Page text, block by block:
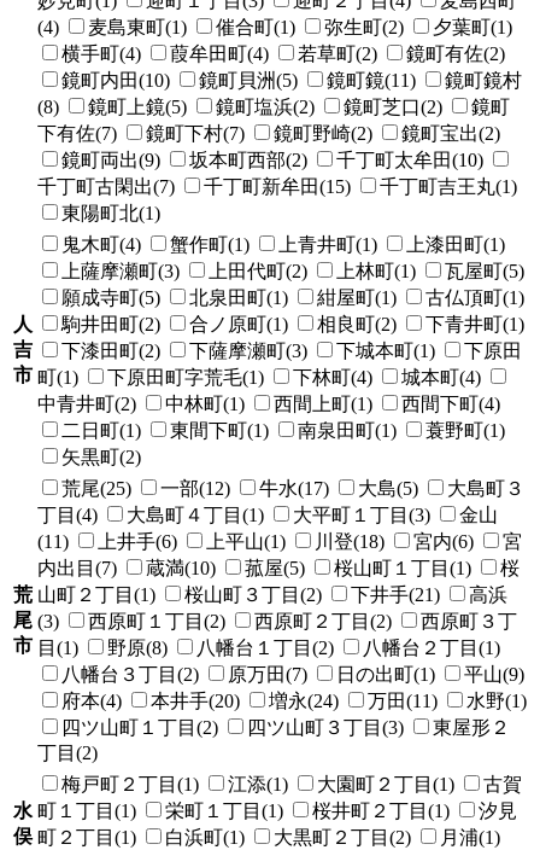
(4)
麦島東町(1) 催合町(1) 弥生町(2)
夕葉町(1)
横手町(4)
葭牟田町(4) 若草町(2)
鏡町有佐(2)
鏡町内田(10)
鏡町貝洲(5) 鏡町鏡(11)
鏡町鏡村
(8)
鏡町上鏡(5) 鏡町塩浜(2) 鏡町芝口(2)
鏡町
下有佐(7)
鏡町下村(7) 鏡町野崎(2)
鏡町宝出(2)
鏡町両出(9)
坂本町西部(2)
千丁町太牟田(10)
千丁町古閑出(7)
千丁町新牟田(15)
千丁町吉王丸(1)
東陽町北(1)
人
吉
市
鬼木町(4) 蟹作町(1) 上青井町(1)
上漆田町(1)
上薩摩瀬町(3)
上田代町(2) 上林町(1)
瓦屋町(5)
願成寺町(5)
北泉田町(1) 紺屋町(1)
古仏頂町(1)
駒井田町(2)
合ノ原町(1) 相良町(2)
下青井町(1)
下漆田町(2)
下薩摩瀬町(3) 下城本町(1)
下原田
町(1)
下原田町字荒毛(1) 下林町(4)
城本町(4)
中青井町(2)
中林町(1) 西間上町(1)
西間下町(4)
二日町(1)
東間下町(1) 南泉田町(1)
蓑野町(1)
矢黒町(2)
荒
尾
市
荒尾(25) 一部(12) 牛水(17) 大島(5)
大島町３
丁目(4)
大島町４丁目(1) 大平町１丁目(3)
金山
(11)
上井手(6) 上平山(1) 川登(18) 宮内(6)
宮
内出目(7)
蔵満(10) 菰屋(5) 桜山町１丁目(1)
桜
山町２丁目(1)
桜山町３丁目(2) 下井手(21)
高浜
(3)
西原町１丁目(2) 西原町２丁目(2)
西原町３丁
目(1)
野原(8) 八幡台１丁目(2)
八幡台２丁目(1)
八幡台３丁目(2)
原万田(7) 日の出町(1)
平山(9)
府本(4)
本井手(20) 増永(24) 万田(11)
水野(1)
四ツ山町１丁目(2)
四ツ山町３丁目(3)
東屋形２
丁目(2)
水
俣
梅戸町２丁目(1) 江添(1) 大園町２丁目(1)
古賀
町１丁目(1)
栄町１丁目(1) 桜井町２丁目(1)
汐見
町２丁目(1)
白浜町(1) 大黒町２丁目(2)
月浦(1)